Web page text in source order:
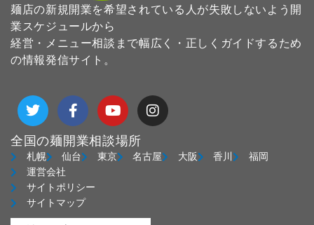
麺店の新規開業を希望されている人が失敗しないよう開
業スケジュールから
経営・メニュー相談まで幅広く・正しくガイドするため
の情報発信サイト。
T
w
i
t
t
e
r
F
a
c
e
b
o
k
-
f
Y
o
u
t
u
b
I
n
s
a
g
全国の麺開業相談場所
札幌 仙台 東京 名古屋 大阪 香川
福岡
運営会社
サイトポリシー
サイトマップ